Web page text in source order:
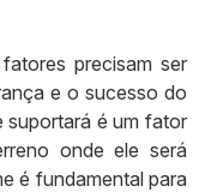
precisam ser
e o sucesso do
suportará é um fator
onde ele será
é fundamental para